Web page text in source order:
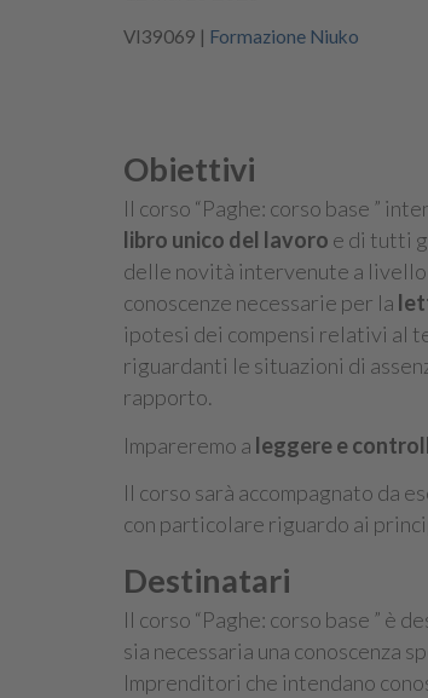
VI39069 | Formazione Niuko
Obiettivi
Il corso “Paghe: corso base ”
libro unico del lavoro e di tutti
delle novità intervenute a
conoscenze necessarie per la
ipotesi dei compensi relativi al
riguardanti le situazioni di
rapporto.
Impareremo a leggere e
Il corso sarà accompagnato da
con particolare riguardo ai
Destinatari
Il corso “Paghe: corso base ” è
sia necessaria una conoscenza
Imprenditori che intendano